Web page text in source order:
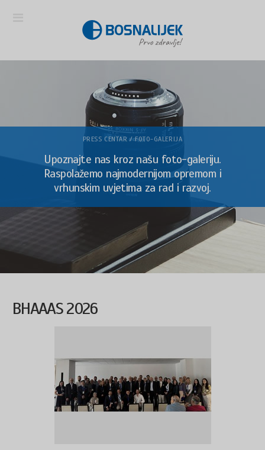
PRESS CENTAR / FOTO-GALERIJA
Upoznajte nas kroz našu foto-galeriju.
Raspolažemo najmodernijom opremom i
vrhunskim uvjetima za rad i razvoj.
BHAAAS 2026